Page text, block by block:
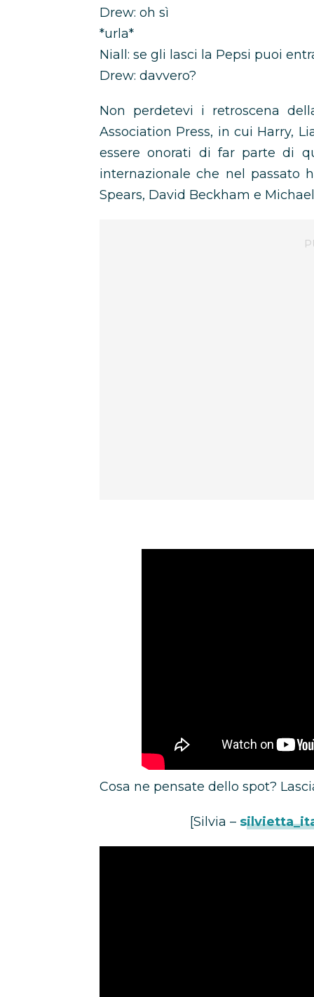
Drew: oh sì
*urla*
Niall: se gli lasci la Pepsi puoi
Drew: davvero?
Non perdetevi i retroscena
Association Press, in cui Harry,
essere onorati di far parte di
internazionale che nel passato
Spears, David Beckham e
Cosa ne pensate dello spot?
[Silvia –